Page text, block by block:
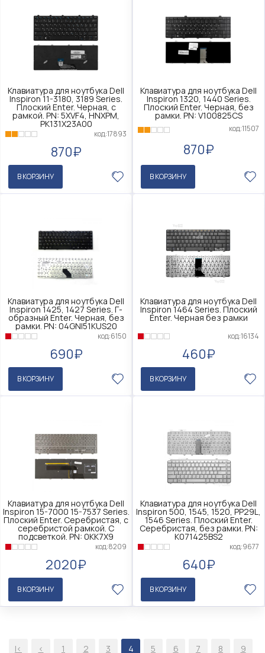
Клавиатура для ноутбука Dell
Inspiron 11-3180, 3189 Series.
Плоский Enter. Черная, с
рамкой. PN: 5XVF4, HNXPM,
PK131X23A00
код:17893
870₽
В КОРЗИНУ
Клавиатура для ноутбука Dell
Inspiron 1320, 1440 Series.
Плоский Enter. Черная, без
рамки. PN: V100825CS
код:11507
870₽
В КОРЗИНУ
Клавиатура для ноутбука Dell
Inspiron 1425, 1427 Series. Г-
образный Enter. Черная, без
рамки. PN: 04GNI51KUS20
код:6150
690₽
В КОРЗИНУ
Клавиатура для ноутбука Dell
Inspiron 1464 Series. Плоский
Enter. Черная без рамки
код:16134
460₽
В КОРЗИНУ
Клавиатура для ноутбука Dell
Inspiron 15-7000 15-7537 Series.
Плоский Enter. Серебристая, с
серебристой рамкой. С
подсветкой. PN: 0KK7X9
код:8209
2020₽
В КОРЗИНУ
Клавиатура для ноутбука Dell
Inspiron 500, 1545, 1520, PP29L,
1546 Series. Плоский Enter.
Серебристая, без рамки. PN:
K071425BS2
код:9677
640₽
В КОРЗИНУ
|< < 1 2 3 4 5 6 7 8 9